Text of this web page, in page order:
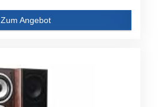
Zum Angebot